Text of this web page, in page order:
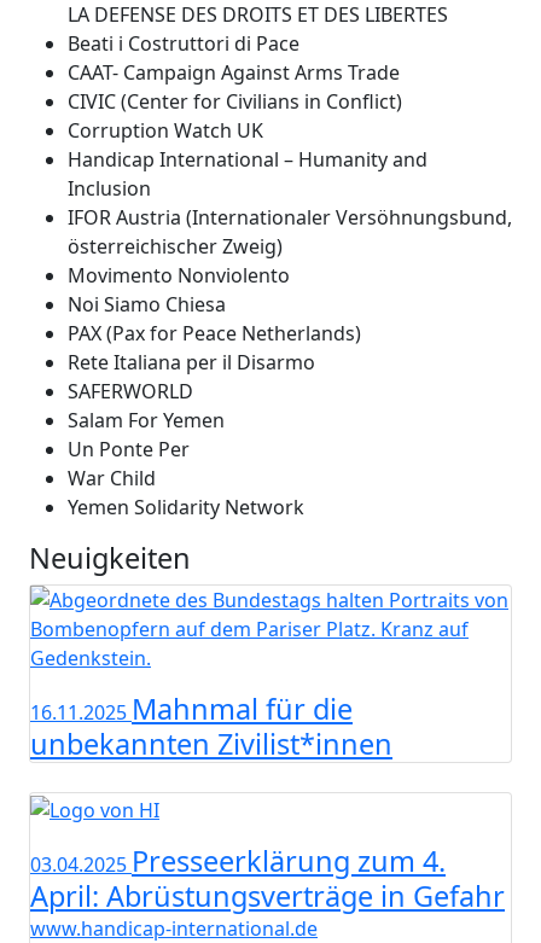
LA DEFENSE DES DROITS ET DES LIBERTES
Beati i Costruttori di Pace
CAAT- Campaign Against Arms Trade
CIVIC (Center for Civilians in Conflict)
Corruption Watch UK
Handicap International – Humanity and
Inclusion
IFOR Austria (Internationaler Versöhnungsbund,
österreichischer Zweig)
Movimento Nonviolento
Noi Siamo Chiesa
PAX (Pax for Peace Netherlands)
Rete Italiana per il Disarmo
SAFERWORLD
Salam For Yemen
Un Ponte Per
War Child
Yemen Solidarity Network
Neuigkeiten
16.11.2025 Mahnmal für die
unbekannten Zivilist*innen
03.04.2025 Presseerklärung zum 4.
April: Abrüstungsverträge in Gefahr
www.handicap-international.de